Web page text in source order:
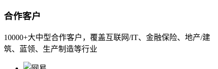
合作客户
10000+大中型合作客户，覆盖互联网/IT、金融保险、地产/建
筑、蓝领、生产制造等行业